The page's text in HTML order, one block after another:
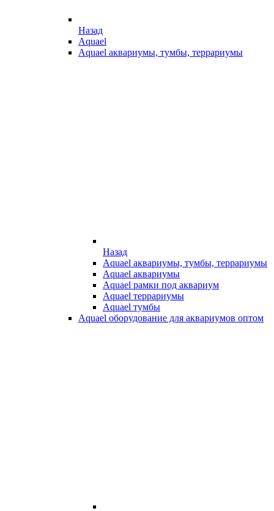
Назад
Aquael
Aquael аквариумы, тумбы, террариумы
Назад
Aquael аквариумы, тумбы, террариумы
Aquael аквариумы
Aquael рамки под аквариум
Aquael террариумы
Aquael тумбы
Aquael оборудование для аквариумов оптом